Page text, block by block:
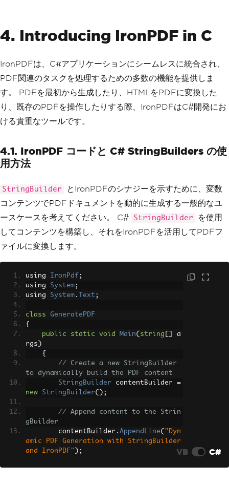
4. Introducing IronPDF in C
IronPDFは、C#アプリケーションにシームレスに統合され、
PDF関連のタスクを処理するための多数の機能を提供しま
す。 PDFを最初から生成したり、HTMLをPDFに変換した
り、既存のPDFを操作したりする際、IronPDFはC#開発にお
ける貴重なツールです。
4.1. IronPDF コードと C# StringBuilders の使
用方法
StringBuilder
とIronPDFのシナジーを示すために、変数
コンテンツでPDFドキュメントを動的に生成する一般的なユ
ースケースを考えてください。 C#
StringBuilder
を使用
してコンテンツを構築し、それをIronPDFを活用してPDFフ
ァイルに変換します。
using IronPdf ;
using System;
using System . Text ;
class
GeneratePDF
{
public
static void Main( string
a
rgs )
{
// Create a new StringBuilder
to dynamically build the PDF content
StringBuilder contentBuilder =
new
StringBuilder();
// Append content to the Strin
gBuilder
        contentBuilder
. AppendLine( "Dyn
amic PDF Generation with StringBuilder
and IronPDF" );
VB C#